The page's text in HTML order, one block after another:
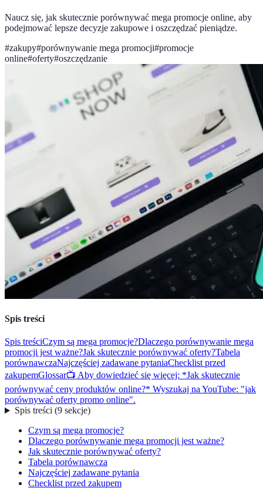
Naucz się, jak skutecznie porównywać mega promocje online, aby
podejmować lepsze decyzje zakupowe i oszczędzać pieniądze.
#zakupy#porównywanie mega promocji#promocje
online#oferty#oszczędzanie
Spis treści
Spis treściCzym są mega promocje?Dlaczego porównywanie mega
promocji jest ważne?Jak skutecznie porównywać oferty?Tabela
porównawczaNajczęściej zadawane pytaniaChecklist przed
zakupemGlossar📺 Aby dowiedzieć się więcej: *Jak skutecznie
porównywać ceny produktów online?* Wyszukaj na YouTube: "jak
porównywać oferty promo online".
Spis treści(9 sekcje)
Czym są mega promocje?
Dlaczego porównywanie mega promocji jest ważne?
Jak skutecznie porównywać oferty?
Tabela porównawcza
Najczęściej zadawane pytania
Checklist przed zakupem